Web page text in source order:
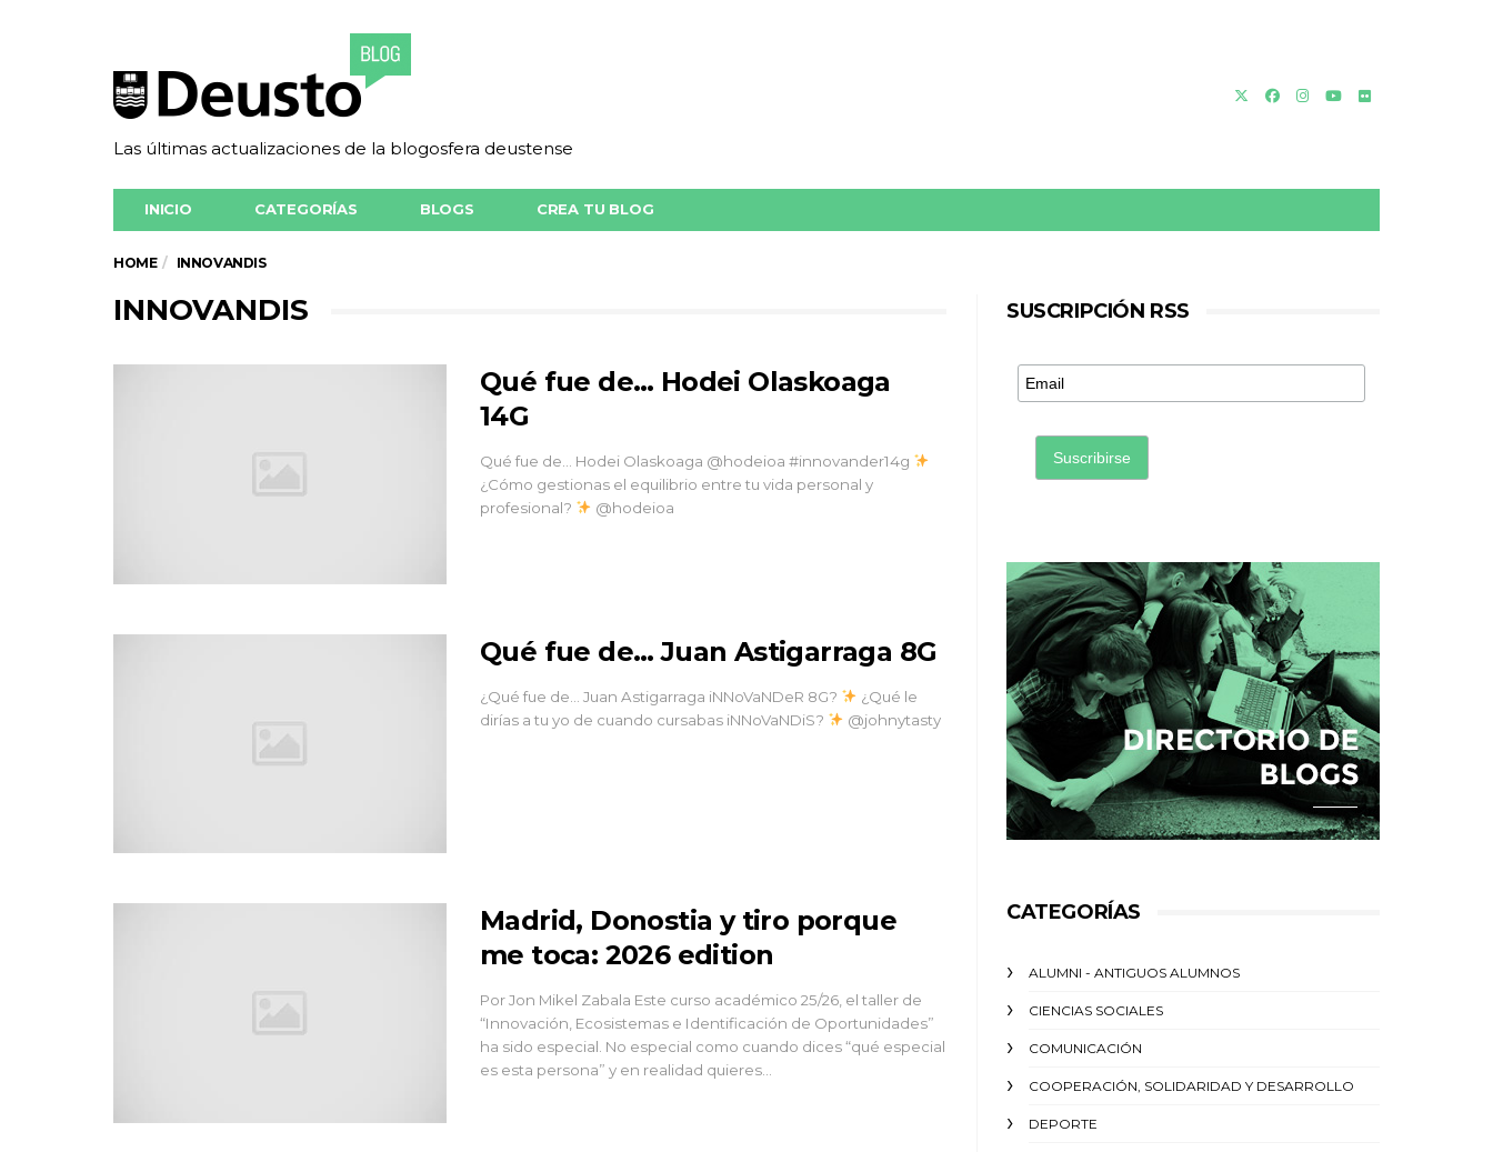
Las últimas actualizaciones de la blogosfera deustense
INICIO CATEGORÍAS BLOGS CREA TU BLOG
HOME INNOVANDIS
INNOVANDIS
Qué fue de… Hodei Olaskoaga
14G
Qué fue de… Hodei Olaskoaga @hodeioa #innovander14g
¿Cómo gestionas el equilibrio entre tu vida personal y
profesional?
@hodeioa
Qué fue de… Juan Astigarraga 8G
¿Qué fue de… Juan Astigarraga iNNoVaNDeR 8G?
¿Qué le
dirías a tu yo de cuando cursabas iNNoVaNDiS?
@johnytasty
Madrid, Donostia y tiro porque
me toca: 2026 edition
Por Jon Mikel Zabala Este curso académico 25/26, el taller de
“Innovación, Ecosistemas e Identificación de Oportunidades”
ha sido especial. No especial como cuando dices “qué especial
es esta persona” y en realidad quieres...
SUSCRIPCIÓN RSS
CATEGORÍAS
ALUMNI - ANTIGUOS ALUMNOS
CIENCIAS SOCIALES
COMUNICACIÓN
COOPERACIÓN, SOLIDARIDAD Y DESARROLLO
DEPORTE